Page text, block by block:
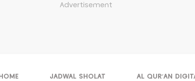
Advertisement
HOME JADWAL SHOLAT AL QUR'AN